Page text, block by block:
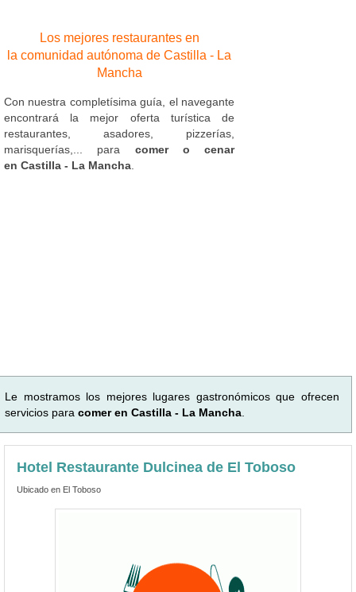
Los mejores restaurantes en
la comunidad autónoma de Castilla - La
Mancha
Con nuestra completísima guía, el navegante
encontrará la mejor oferta turística de
restaurantes, asadores, pizzerías,
marisquerías,... para comer o cenar
en Castilla - La Mancha
Le mostramos los mejores lugares gastronómicos que ofrecen
servicios para comer en Castilla - La Mancha
Hotel Restaurante Dulcinea de El Toboso
Ubicado en El Toboso